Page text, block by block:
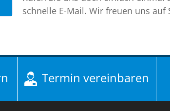
schnelle E-Mail. Wir freuen uns auf
Termin vereinbaren